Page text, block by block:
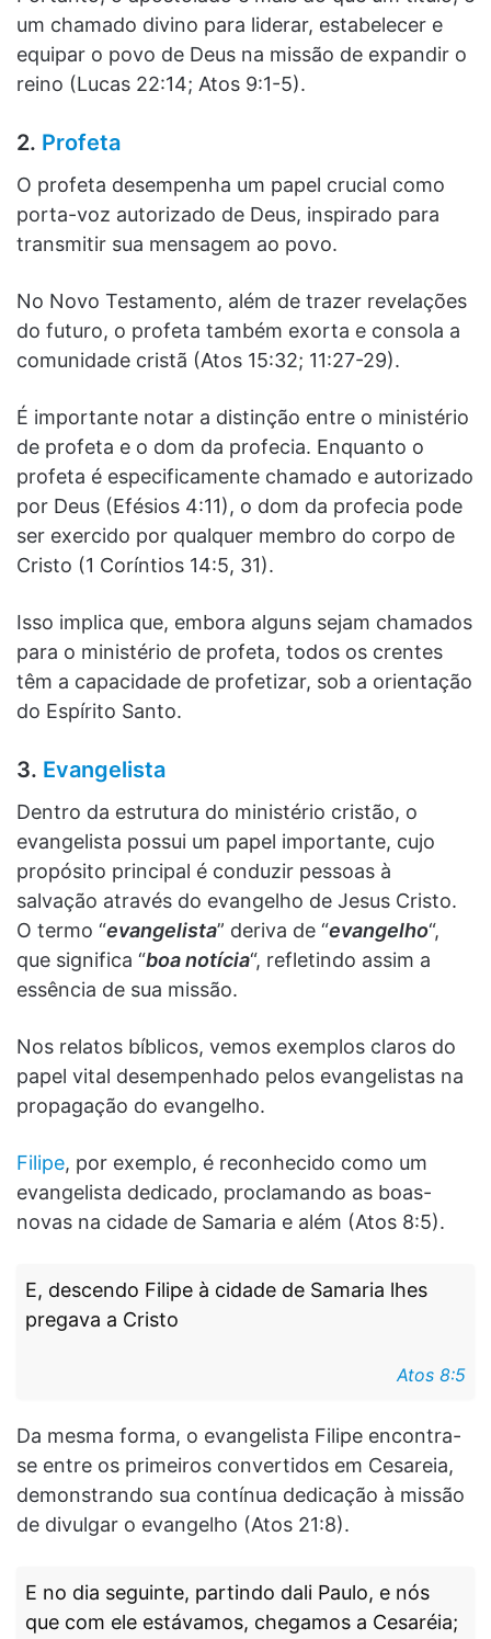
um chamado divino para liderar, estabelecer e
equipar o povo de Deus na missão de expandir o
reino (Lucas 22:14; Atos 9:1-5).
2. Profeta
O profeta desempenha um papel crucial como
porta-voz autorizado de Deus, inspirado para
transmitir sua mensagem ao povo.
No Novo Testamento, além de trazer revelações
do futuro, o profeta também exorta e consola a
comunidade cristã (Atos 15:32; 11:27-29).
É importante notar a distinção entre o ministério
de profeta e o dom da profecia. Enquanto o
profeta é especificamente chamado e autorizado
por Deus (Efésios 4:11), o dom da profecia pode
ser exercido por qualquer membro do corpo de
Cristo (1 Coríntios 14:5, 31).
Isso implica que, embora alguns sejam chamados
para o ministério de profeta, todos os crentes
têm a capacidade de profetizar, sob a orientação
do Espírito Santo.
3. Evangelista
Dentro da estrutura do ministério cristão, o
evangelista possui um papel importante, cujo
propósito principal é conduzir pessoas à
salvação através do evangelho de Jesus Cristo.
O termo “evangelista” deriva de “evangelho“,
que significa “boa notícia“, refletindo assim a
essência de sua missão.
Nos relatos bíblicos, vemos exemplos claros do
papel vital desempenhado pelos evangelistas na
propagação do evangelho.
Filipe, por exemplo, é reconhecido como um
evangelista dedicado, proclamando as boas-
novas na cidade de Samaria e além (Atos 8:5).
E, descendo Filipe à cidade de Samaria lhes
pregava a Cristo
Atos 8:5
Da mesma forma, o evangelista Filipe encontra-
se entre os primeiros convertidos em Cesareia,
demonstrando sua contínua dedicação à missão
de divulgar o evangelho (Atos 21:8).
E no dia seguinte, partindo dali Paulo, e nós
que com ele estávamos, chegamos a Cesaréia;